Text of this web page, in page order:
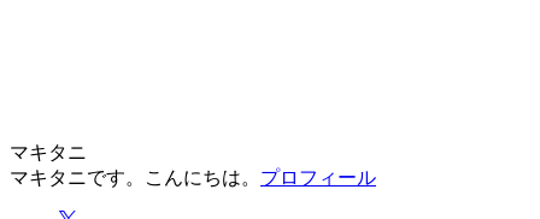
マキタニ
マキタニです。こんにちは。 プロフィール